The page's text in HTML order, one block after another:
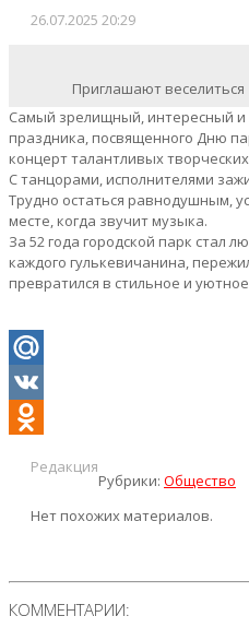
26.07.2025 20:29
Приглашают веселиться
Самый зрелищный, интересный и
праздника, посвященного Дню
концерт талантливых
С танцорами, исполнителями
Трудно остаться равнодушным,
месте, когда звучит музыка.
За 52 года городской парк стал
каждого гулькевичанина,
превратился в стильное и
Mail.Ru
VK
Редакция
Рубрики: Общество
Нет похожих материалов.
КОММЕНТАРИИ: